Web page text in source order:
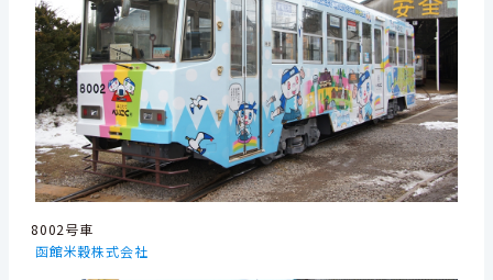
8002号車
函館米穀株式会社